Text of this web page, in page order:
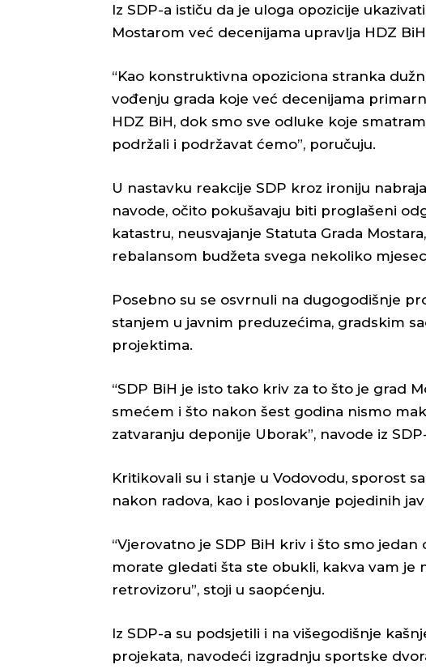
Iz SDP-a ističu da je uloga opozicije
Mostarom već decenijama upravlja HDZ
“Kao konstruktivna opoziciona stranka
vođenju grada koje već decenijama
HDZ BiH, dok smo sve odluke koje
podržali i podržavat ćemo”, poručuju.
U nastavku reakcije SDP kroz ironiju
navode, očito pokušavaju biti proglašeni
katastru, neusvajanje Statuta Grada
rebalansom budžeta svega nekoliko
Posebno su se osvrnuli na dugogodišnje
stanjem u javnim preduzećima, gradskim
projektima.
“SDP BiH je isto tako kriv za to što je grad
smećem i što nakon šest godina nismo
zatvaranju deponije Uborak”, navode iz
Kritikovali su i stanje u Vodovodu, sporost
nakon radova, kao i poslovanje pojedinih
“Vjerovatno je SDP BiH kriv i što smo
morate gledati šta ste obukli, kakva vam je
retrovizoru”, stoji u saopćenju.
Iz SDP-a su podsjetili i na višegodišnje
projekata, navodeći izgradnju sportske